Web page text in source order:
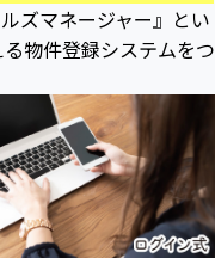
ズマネージャー』とい
物件登録システムをつ